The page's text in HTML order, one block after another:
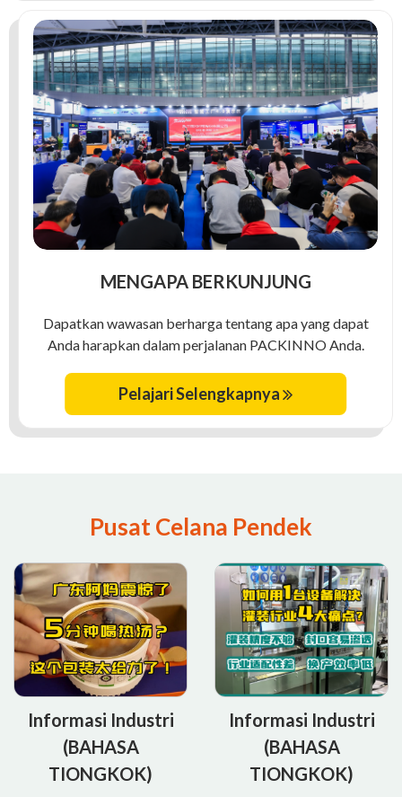
MENGAPA BERKUNJUNG
Dapatkan wawasan berharga tentang apa yang dapat
Anda harapkan dalam perjalanan PACKINNO Anda.
Pelajari Selengkapnya
Pusat Celana Pendek
Informasi Industri
(BAHASA
TIONGKOK)
Informasi Industri
(BAHASA
TIONGKOK)